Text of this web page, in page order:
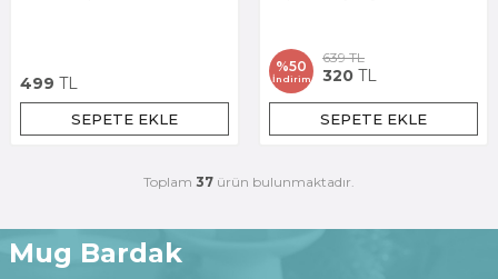
499 TL
SEPETE EKLE
%50
İndirim
639TL
320 TL
SEPETE EKLE
Toplam 37 ürün bulunmaktadır.
Mug Bardak